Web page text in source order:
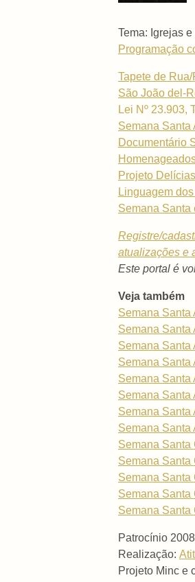
Tema: Igrejas
Programação
Tapete de
São João del-
Lei Nº 23.903,
Semana Santa
Documentário
Projeto
Linguagem
Semana Santa
Registre/
atualizações e
Este portal é
Veja também
Semana Santa
Semana Santa
Semana Santa
Semana Santa
Semana Santa
Semana Santa
Semana Santa
Semana Santa
Semana Santa
Semana Santa
Semana Santa
Semana Santa
Semana Santa
Patrocínio
Realização:
Projeto Minc e